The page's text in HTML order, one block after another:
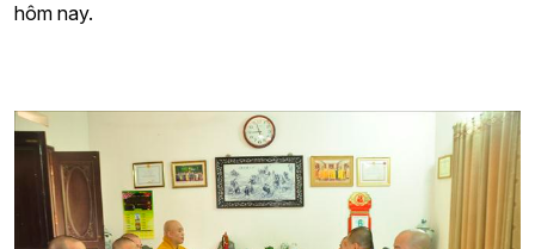
hôm nay.